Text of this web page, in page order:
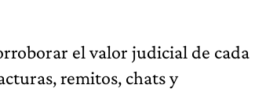
el valor judicial de cada
remitos, chats y